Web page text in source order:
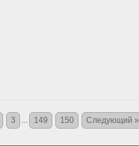
3 ... 149 150 Следующий »